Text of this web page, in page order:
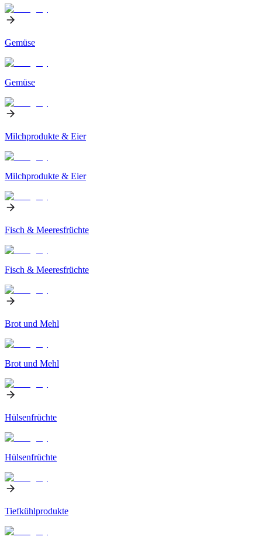
Gemüse
Gemüse
Milchprodukte & Eier
Milchprodukte & Eier
Fisch & Meeresfrüchte
Fisch & Meeresfrüchte
Brot und Mehl
Brot und Mehl
Hülsenfrüchte
Hülsenfrüchte
Tiefkühlprodukte